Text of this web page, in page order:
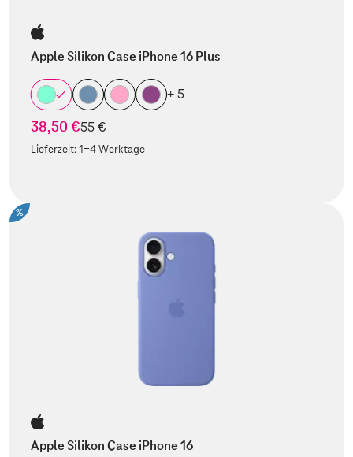
Apple Silikon Case iPhone 16 Plus
+ 5
38,50 €statt
55 €
Lieferzeit:1-4 Werktage
%
Apple Silikon Case iPhone 16